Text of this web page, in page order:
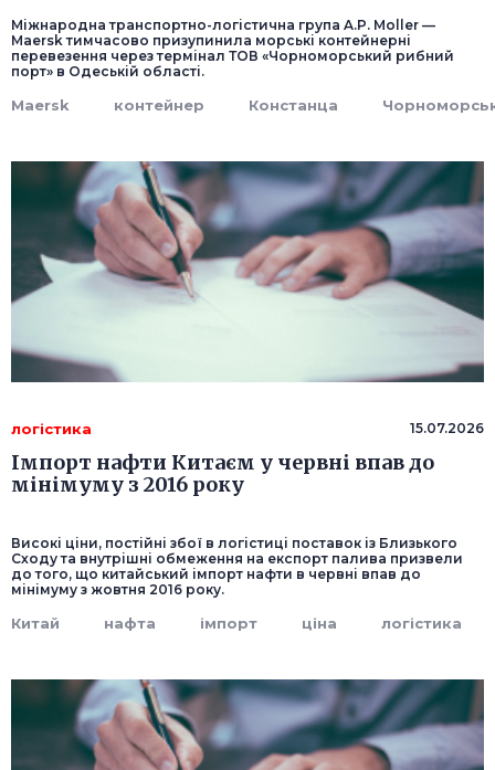
Міжнародна транспортно-логістична група A.P. Moller —
Maersk тимчасово призупинила морські контейнерні
перевезення через термінал ТОВ «Чорноморський рибний
порт» в Одеській області.
Maersk контейнер Констанца
логістика 15.07.2026
Імпорт нафти Китаєм у червні впав до
мінімуму з 2016 року
Високі ціни, постійні збої в логістиці поставок із Близького
Сходу та внутрішні обмеження на експорт палива призвели
до того, що китайський імпорт нафти в червні впав до
мінімуму з жовтня 2016 року.
Китай нафта імпорт ціна логістика